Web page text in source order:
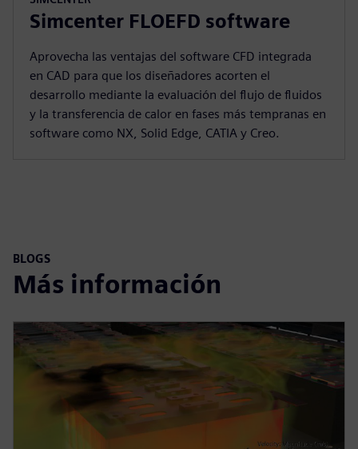
Simcenter FLOEFD software
Aprovecha las ventajas del software CFD integrada
en CAD para que los diseñadores acorten el
desarrollo mediante la evaluación del flujo de fluidos
y la transferencia de calor en fases más tempranas en
software como NX, Solid Edge, CATIA y Creo.
BLOGS
Más información